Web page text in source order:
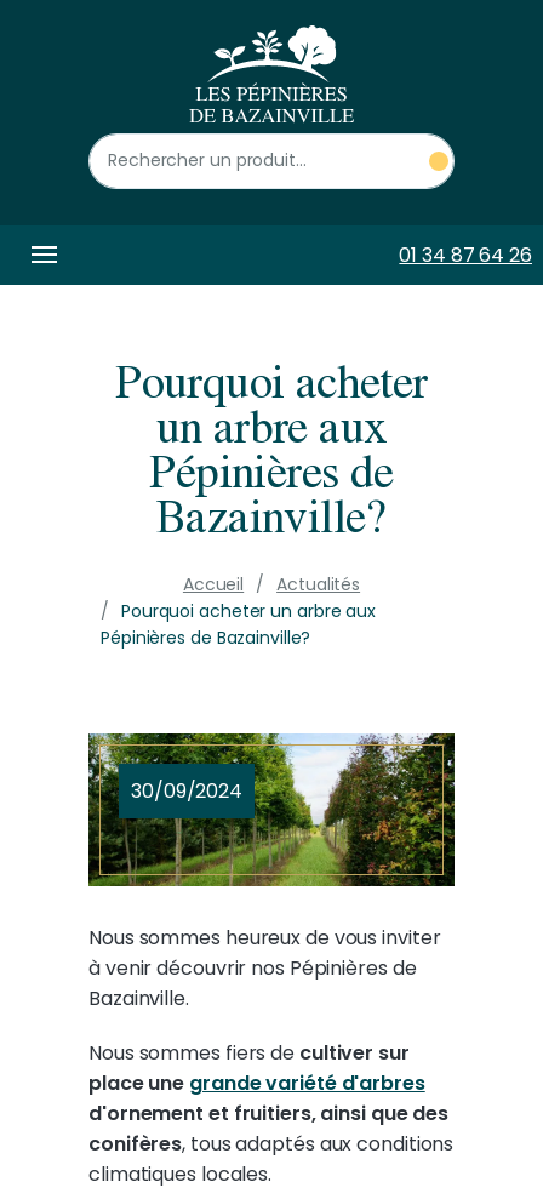
01 34 87 64 26
Pourquoi acheter
un arbre aux
Pépinières de
Bazainville?
Accueil
Actualités
Pourquoi acheter un arbre aux
Pépinières de Bazainville?
30/09/2024
Nous sommes heureux de vous inviter
à venir découvrir nos Pépinières de
Bazainville.
Nous sommes fiers de cultiver sur
place une grande variété d'arbres
d'ornement et fruitiers, ainsi que des
conifères, tous adaptés aux conditions
climatiques locales.